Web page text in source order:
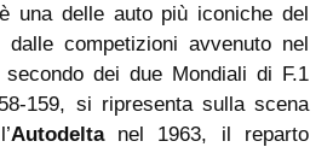
una delle auto più iconiche del
competizioni avvenuto nel
dei due Mondiali di F.1
159, si ripresenta sulla scena
Autodeltanel 1963, il reparto